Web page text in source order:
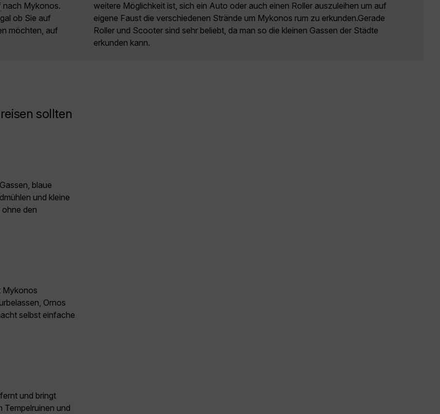
nach Mykonos.
ob Sie auf
möchten, auf
weitere Möglichkeit ist, sich ein Auto oder auch einen Roller auszuleihen um auf
eigene Faust die verschiedenen Strände um Mykonos rum zu erkunden.Gerade
Roller und Scooter sind sehr beliebt, da man so die kleinen Gassen der Städte
erkunden kann.
sollten
blaue
und kleine
ohne den
Mykonos
Ornos
selbst einfache
und bringt
Tempelruinen und